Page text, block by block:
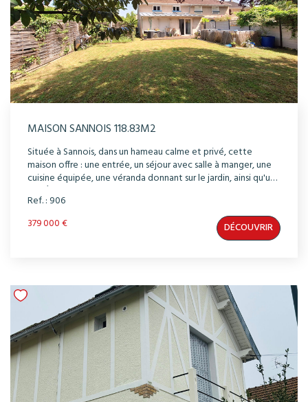
MAISON SANNOIS 118.83M2
Située à Sannois, dans un hameau calme et privé, cette
maison offre : une entrée, un séjour avec salle à manger, une
cuisine équipée, une véranda donnant sur le jardin, ainsi qu'un
WC. À l'étage, vous découvrirez trois belles chambres, ainsi
qu'une salle de bains avec WC. Un terrain d'environ 363 m²
complète ce bien.
Ref. : 906
379 000 €
DÉCOUVRIR